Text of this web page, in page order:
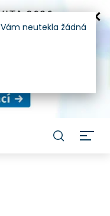
neutekla žádná